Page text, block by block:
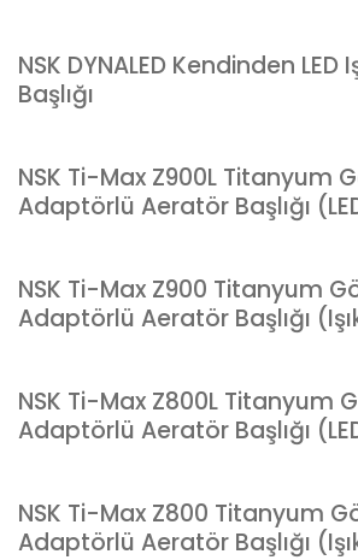
NSK DYNALED Kendinden LED
Başlığı
NSK Ti-Max Z900L Titanyum
Adaptörlü Aeratör Başlığı
NSK Ti-Max Z900 Titanyum
Adaptörlü Aeratör Başlığı
NSK Ti-Max Z800L Titanyum
Adaptörlü Aeratör Başlığı
NSK Ti-Max Z800 Titanyum
Adaptörlü Aeratör Başlığı